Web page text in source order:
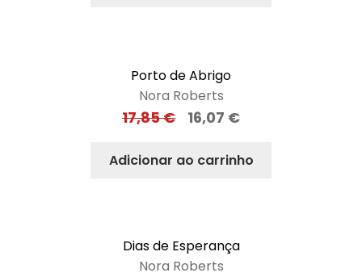
Porto de Abrigo
Nora Roberts
17,85€ 16,07 €
Adicionar ao carrinho
Dias de Esperança
Nora Roberts